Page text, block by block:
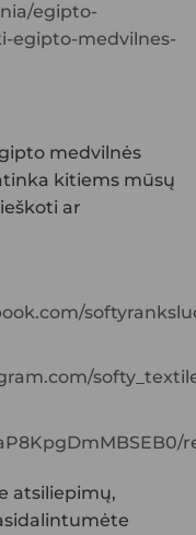
egipto-
egipto-medvilnes-
medvilnės
kitiems mūsų
ar
atsiliepimų,